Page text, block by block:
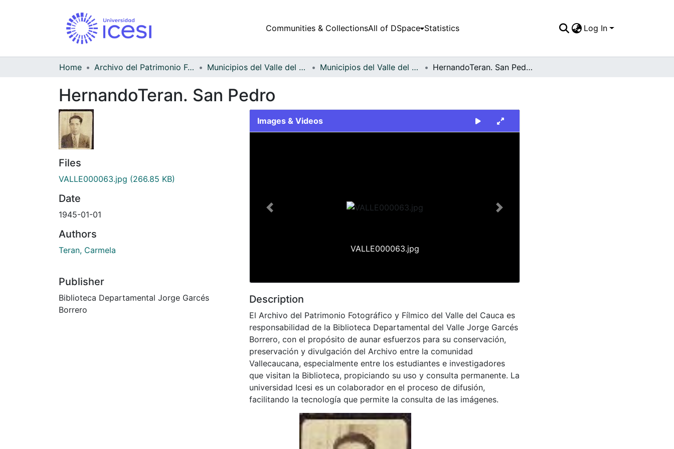
Communities & CollectionsAll of DSpace Statistics Log In
Home Archivo del Patrimonio Fotográfico y Fílmico del Valle del Cauca Municipios del Valle del Cauca Municipios del Valle del Cauca HernandoTeran. San Pedro
HernandoTeran. San Pedro
Files
VALLE000063.jpg (266.85 KB)
Date
1945-01-01
Authors
Teran, Carmela
Publisher
Biblioteca Departamental Jorge Garcés
Borrero
Images & Videos
VALLE000063.jpg
Previous Next
Description
El Archivo del Patrimonio Fotográfico y Fílmico del Valle del Cauca es
responsabilidad de la Biblioteca Departamental del Valle Jorge Garcés
Borrero, con el propósito de aunar esfuerzos para su conservación,
preservación y divulgación del Archivo entre la comunidad
Vallecaucana, especialmente entre los estudiantes e investigadores
que visitan la Biblioteca, propiciando su uso y consulta permanente. La
universidad Icesi es un colaborador en el proceso de difusión,
facilitando la tecnología que permite la consulta de las imágenes.